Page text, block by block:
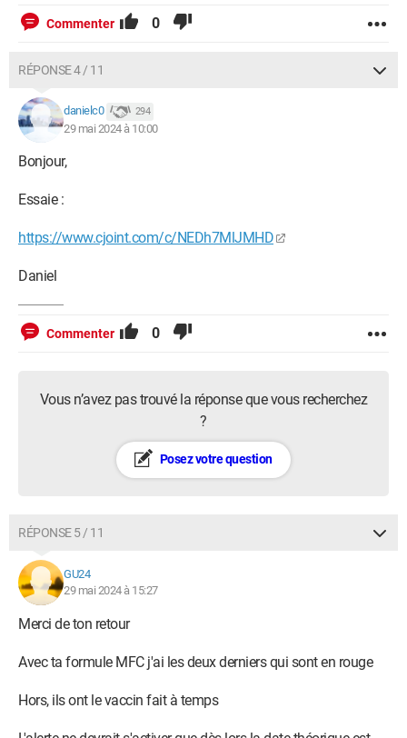
Commenter 0
RÉPONSE 4 / 11
danielc0 294
29 mai 2024 à 10:00
Bonjour,
Essaie :
https://www.cjoint.com/c/NEDh7MlJMHD
Daniel
Commenter 0
Vous n’avez pas trouvé la réponse que vous recherchez
?
Posez votre question
RÉPONSE 5 / 11
GU24
29 mai 2024 à 15:27
Merci de ton retour
Avec ta formule MFC j'ai les deux derniers qui sont en rouge
Hors, ils ont le vaccin fait à temps